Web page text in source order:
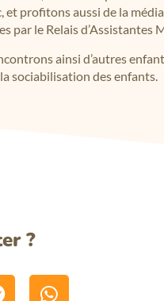
et profitons aussi de la
par le Relais d’Assistantes
ainsi d’autres
sociabilisation des enfants.
?